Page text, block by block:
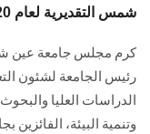
شمس التقديرية لعام 2020
كرم مجلس جامعة عين
رئيس الجامعة لشئون
الدراسات العليا